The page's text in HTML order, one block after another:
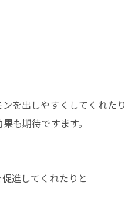
を出しやすくしてくれたり
も期待ですます。
進してくれたりと